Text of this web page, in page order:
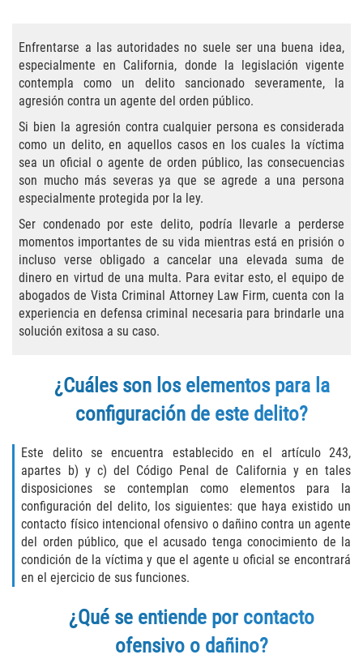
Agresión Agravada
Asalto con Arma Mortal
Asalto Con Químicos Cáusticos
Asalto Contra Un Funcionario Público
Asalto Simple
Agresión Contra un Agente del Orden
Público
Asuntos Posteriores a la Condena
Certificado de Rehabilitación
Eliminación de Antecedentes Penales
Libertad Condicional Bajo Palabra
Sello de Registros de Arresto
Petición para Anular una Condena
por Asesinato
Conducir Bajo la Influencia de Drogas
(DUID)
Enfrentarse a las autoridades no suele ser una buena idea,
especialmente en California, donde la legislación vigente
contempla como un delito sancionado severamente, la
agresión contra un agente del orden público.
Si bien la agresión contra cualquier persona es considerada
como un delito, en aquellos casos en los cuales la víctima
sea un oficial o agente de orden público, las consecuencias
son mucho más severas ya que se agrede a una persona
especialmente protegida por la ley.
Ser condenado por este delito, podría llevarle a perderse
momentos importantes de su vida mientras está en prisión o
incluso verse obligado a cancelar una elevada suma de
dinero en virtud de una multa. Para evitar esto, el equipo de
abogados de Vista Criminal Attorney Law Firm, cuenta con la
experiencia en defensa criminal necesaria para brindarle una
solución exitosa a su caso.
¿Cuáles son los elementos para la
configuración de este delito?
Este delito se encuentra establecido en el artículo 243,
apartes b) y c) del Código Penal de California y en tales
disposiciones se contemplan como elementos para la
configuración del delito, los siguientes: que haya existido un
contacto físico intencional ofensivo o dañino contra un agente
del orden público, que el acusado tenga conocimiento de la
condición de la víctima y que el agente u oficial se encontrará
en el ejercicio de sus funciones.
¿Qué se entiende por contacto
ofensivo o dañino?